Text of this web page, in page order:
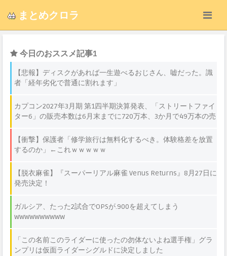
まとめクロラ